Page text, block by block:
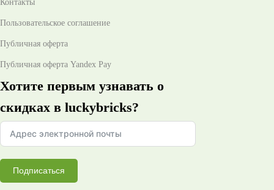
Контакты
Пользовательское соглашение
Публичная оферта
Публичная оферта Yandex Pay
Хотите первым узнавать о
скидках в luckybricks?
Подписаться